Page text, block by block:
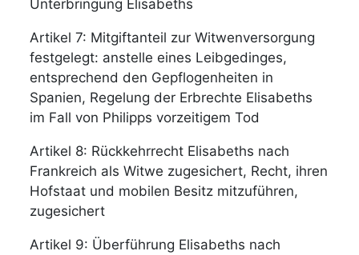
Unterbringung Elisabeths
Artikel 7: Mitgiftanteil zur Witwenversorgung
festgelegt: anstelle eines Leibgedinges,
entsprechend den Gepflogenheiten in
Spanien, Regelung der Erbrechte Elisabeths
im Fall von Philipps vorzeitigem Tod
Artikel 8: Rückkehrrecht Elisabeths nach
Frankreich als Witwe zugesichert, Recht, ihren
Hofstaat und mobilen Besitz mitzuführen,
zugesichert
Artikel 9: Überführung Elisabeths nach